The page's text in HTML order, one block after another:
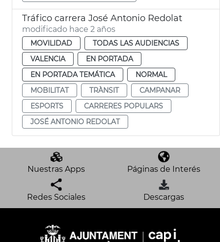
Tráfico carrera José Antonio Redolat
modificado hace 2 años
MOVILIDAD
TODAS LAS AUDIENCIAS
VALENCIA
EN PORTADA
EN PORTADA TEMÁTICA
NORMAL
MOBILITAT
TRÀNSIT
CAMPANAR
ESPORTS
CARRERES POPULARS
JOSÉ ANTONIO REDOLAT
Nuestras Apps Páginas de Interés
Redes Sociales Descargas